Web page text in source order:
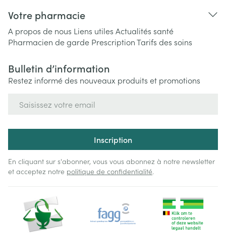
Votre pharmacie
A propos de nous Liens utiles Actualités santé
Pharmacien de garde PrescriptionTarifs des soins
Bulletin d’information
Restez informé des nouveaux produits et promotions
Inscription
En cliquant sur s'abonner, vous vous abonnez à notre newsletter
et acceptez notre politique de confidentialité.